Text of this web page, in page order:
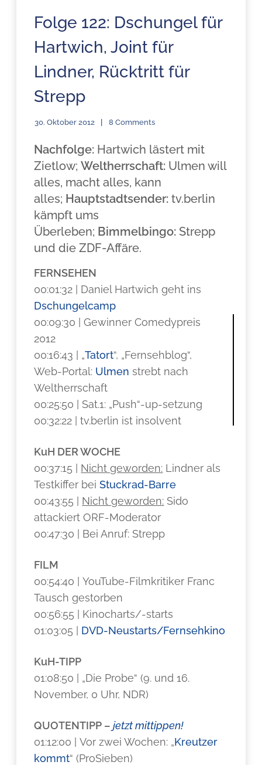
Folge 122: Dschungel für
Hartwich, Joint für
Lindner, Rücktritt für
Strepp
30. Oktober 2012 8 Comments
Nachfolge: Hartwich lästert mit
Zietlow;Weltherrschaft: Ulmen will
alles, macht alles, kann
alles; Hauptstadtsender: tv.berlin
kämpft ums
Überleben; Bimmelbingo: Strepp
und die ZDF-Affäre.
FERNSEHEN
00:01:32 | Daniel Hartwich geht ins
Dschungelcamp
00:09:30 | Gewinner Comedypreis
2012
00:16:43 | „Tatort“, „Fernsehblog“,
Web-Portal: Ulmen strebt nach
Weltherrschaft
00:25:50 | Sat.1: „Push“-up-setzung
00:32:22 | tv.berlin ist insolvent
KuH DER WOCHE
00:37:15 | Nicht geworden: Lindner als
Testkiffer beiStuckrad-Barre
00:43:55 | Nicht geworden: Sido
attackiert ORF-Moderator
00:47:30 | Bei Anruf: Strepp
FILM
00:54:40 | YouTube-Filmkritiker Franc
Tausch gestorben
00:56:55 | Kinocharts/-starts
01:03:05 |
DVD-Neustarts/Fernsehkino
KuH-TIPP
01:08:50 | „Die Probe“ (9. und 16.
November, 0 Uhr, NDR)
QUOTENTIPP –jetzt mittippen!
01:12:00 | Vor zwei Wochen: „Kreutzer
kommt“ (ProSieben)